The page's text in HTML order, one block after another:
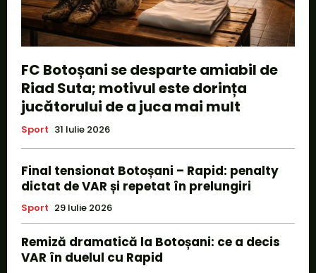
FC Botoșani se desparte amiabil de
Riad Suta; motivul este dorința
jucătorului de a juca mai mult
Sport 31 Iulie 2026
Final tensionat Botoșani – Rapid: penalty
dictat de VAR și repetat în prelungiri
Sport 29 Iulie 2026
Remiză dramatică la Botoșani: ce a decis
VAR în duelul cu Rapid